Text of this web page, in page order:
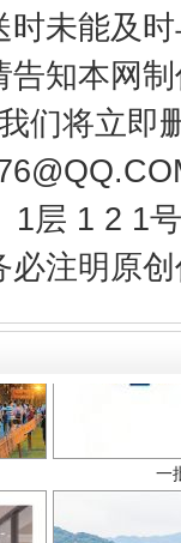
未能及
知本网
们将立即
1层 1 2 1
必注明原
法
一